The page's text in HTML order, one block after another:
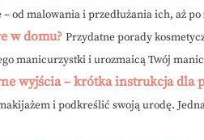
– od malowania i przedłużania ich, aż
w domu? Przydatne porady
manicurzystki i urozmaicą Twój
wyjścia – krótka instrukcja dla
i podkreślić swoją urodę.